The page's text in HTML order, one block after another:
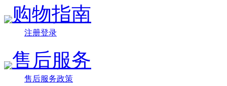
购物指南
注册登录
售后服务
售后服务政策